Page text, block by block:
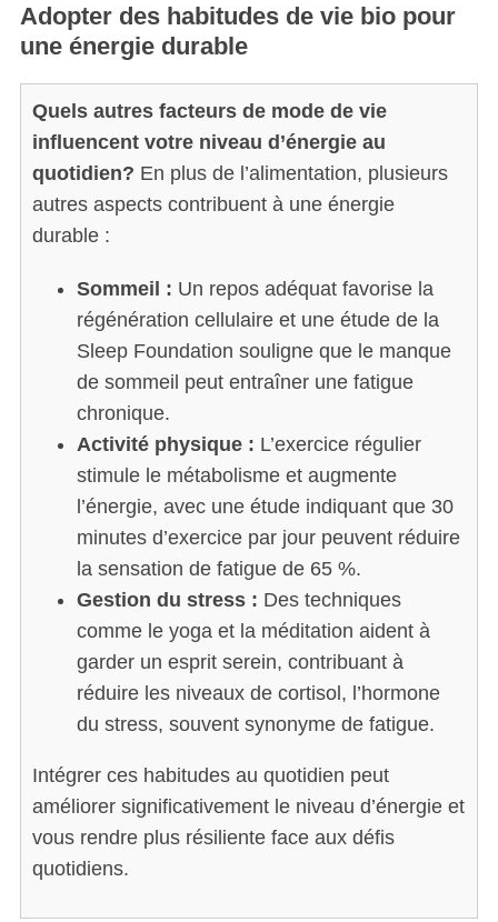
Adopter des habitudes de vie bio pour
une énergie durable
Quels autres facteurs de mode de vie
influencent votre niveau d’énergie au
quotidien? En plus de l’alimentation, plusieurs
autres aspects contribuent à une énergie
durable :
Sommeil : Un repos adéquat favorise la
régénération cellulaire et une étude de la
Sleep Foundation souligne que le manque
de sommeil peut entraîner une fatigue
chronique.
Activité physique : L’exercice régulier
stimule le métabolisme et augmente
l’énergie, avec une étude indiquant que 30
minutes d’exercice par jour peuvent réduire
la sensation de fatigue de 65 %.
Gestion du stress : Des techniques
comme le yoga et la méditation aident à
garder un esprit serein, contribuant à
réduire les niveaux de cortisol, l’hormone
du stress, souvent synonyme de fatigue.
Intégrer ces habitudes au quotidien peut
améliorer significativement le niveau d’énergie et
vous rendre plus résiliente face aux défis
quotidiens.